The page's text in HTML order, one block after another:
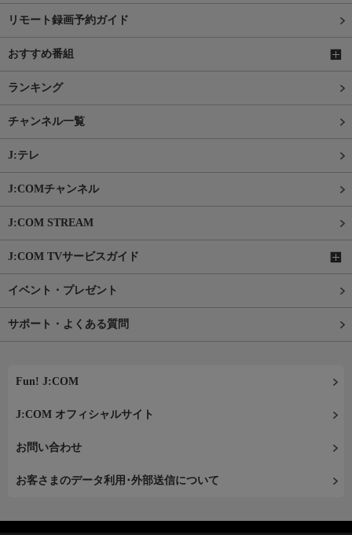
リモート録画予約ガイド
おすすめ番組
ランキング
チャンネル一覧
J:テレ
J:COMチャンネル
J:COM STREAM
J:COM TVサービスガイド
イベント・プレゼント
サポート・よくある質問
Fun! J:COM
J:COM オフィシャルサイト
お問い合わせ
お客さまのデータ利用･外部送信について